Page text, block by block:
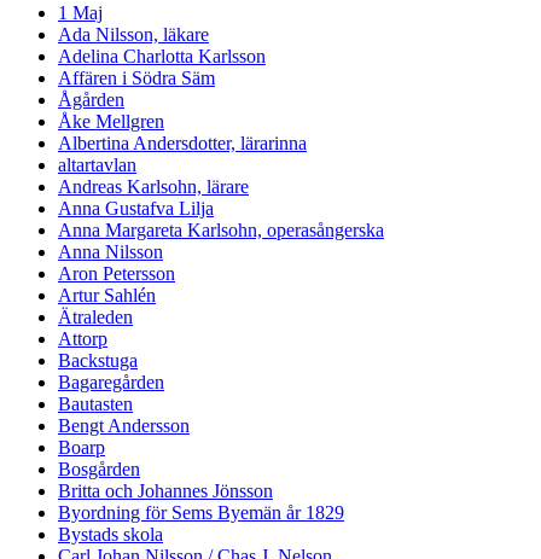
1 Maj
Ada Nilsson, läkare
Adelina Charlotta Karlsson
Affären i Södra Säm
Ågården
Åke Mellgren
Albertina Andersdotter, lärarinna
altartavlan
Andreas Karlsohn, lärare
Anna Gustafva Lilja
Anna Margareta Karlsohn, operasångerska
Anna Nilsson
Aron Petersson
Artur Sahlén
Ätraleden
Attorp
Backstuga
Bagaregården
Bautasten
Bengt Andersson
Boarp
Bosgården
Britta och Johannes Jönsson
Byordning för Sems Byemän år 1829
Bystads skola